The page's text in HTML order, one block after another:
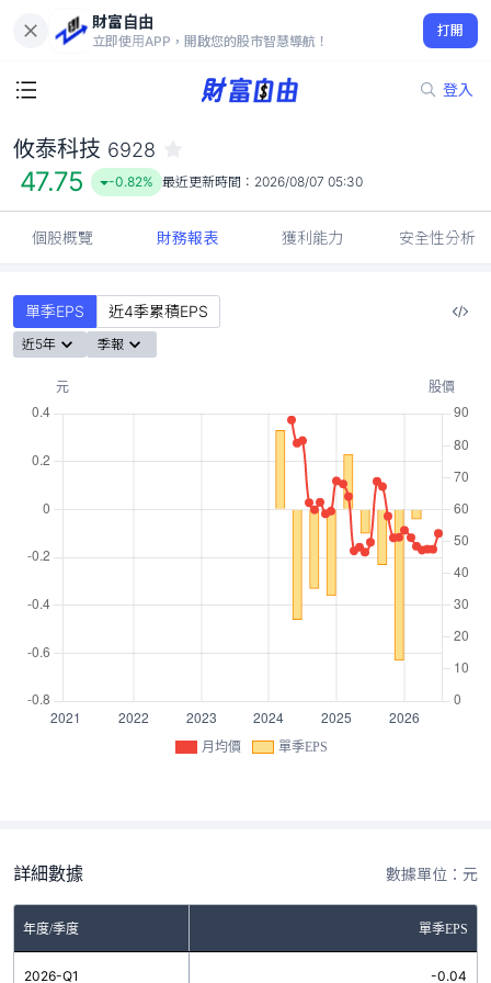
財富自由
立即使用APP，開啟您的股市智慧導航！
打開
登入
47.75
-0.82%
攸泰科技 6928
47.75 -0.82% 最近更新時間： 2026/08/07 05:30
個股概覽 財務報表 獲利能力 安全性分析
單季EPS 近4季累積EPS
近5年 季報
月均價 單季EPS
詳細數據 數據單位：元
年度/季度 單季EPS
2026-Q1 -0.04